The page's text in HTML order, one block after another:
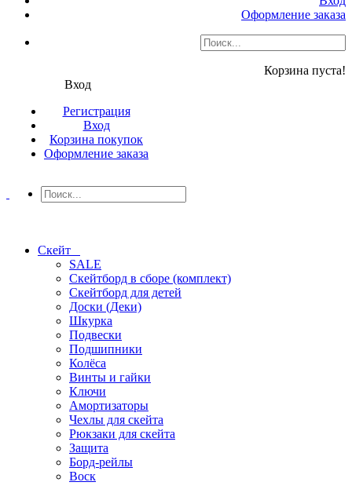
Оформление заказа
Корзина пуста!
Вход
Регистрация
Вход
Корзина покупок
Оформление заказа
Скейт
SALE
Скейтборд в сборе (комплект)
Скейтборд для детей
Доски (Деки)
Шкурка
Подвески
Подшипники
Колёса
Винты и гайки
Ключи
Амортизаторы
Чехлы для скейта
Рюкзаки для скейта
Защита
Борд-рейлы
Воск